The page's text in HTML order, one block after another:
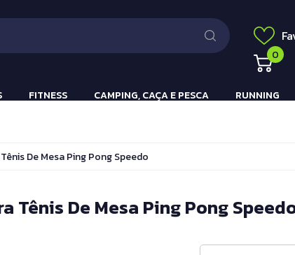
0
FITNESS CAMPING, CAÇA E PESCA RUNNING
Lanternas Pistola e Rifle Elétrico
Luva
De Mesa Ping Pong Speedo
Tênis De Mesa Ping Pong